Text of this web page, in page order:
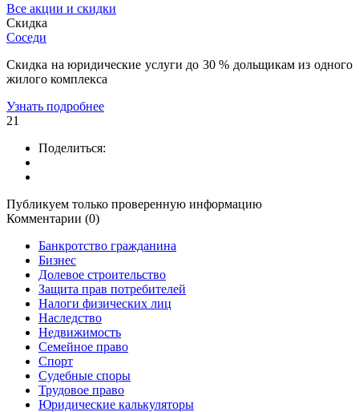
Все акции и скидки
Скидка
Соседи
Скидка на юридические услуги до 30 % дольщикам из одного
жилого комплекса
Узнать подробнее
21
Поделиться:
Публикуем только проверенную информацию
Комментарии (0)
Банкротство гражданина
Бизнес
Долевое строительство
Защита прав потребителей
Налоги физических лиц
Наследство
Недвижимость
Семейное право
Спорт
Судебные споры
Трудовое право
Юридические калькуляторы